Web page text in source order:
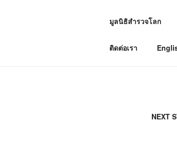
มูลนิธิสำรวจโลก
ติดต่อเรา
NEXT